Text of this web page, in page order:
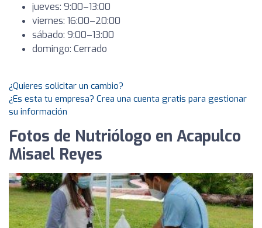
jueves: 9:00–13:00
viernes: 16:00–20:00
sábado: 9:00–13:00
domingo: Cerrado
¿Quieres solicitar un cambio?
¿Es esta tu empresa? Crea una cuenta gratis para gestionar
su información
Fotos de Nutriólogo en Acapulco
Misael Reyes